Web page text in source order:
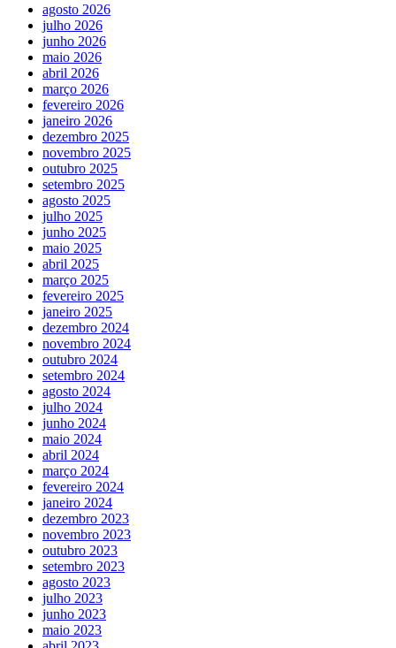
agosto 2026
julho 2026
junho 2026
maio 2026
abril 2026
março 2026
fevereiro 2026
janeiro 2026
dezembro 2025
novembro 2025
outubro 2025
setembro 2025
agosto 2025
julho 2025
junho 2025
maio 2025
abril 2025
março 2025
fevereiro 2025
janeiro 2025
dezembro 2024
novembro 2024
outubro 2024
setembro 2024
agosto 2024
julho 2024
junho 2024
maio 2024
abril 2024
março 2024
fevereiro 2024
janeiro 2024
dezembro 2023
novembro 2023
outubro 2023
setembro 2023
agosto 2023
julho 2023
junho 2023
maio 2023